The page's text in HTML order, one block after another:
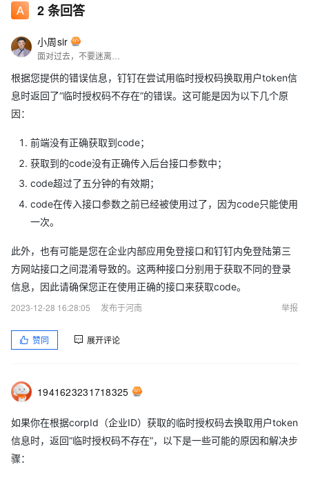
2条回答
小周sir
根据您提供的错误信息，钉钉在尝试用临时授权码换取用户token信
息时返回了“临时授权码不存在”的错误。这可能是因为以下几个原
因：
前端没有正确获取到code；
获取到的code没有正确传入后台接口参数中；
code超过了五分钟的有效期；
code在传入接口参数之前已经被使用过了，因为code只能使用
一次。
此外，也有可能是您在企业内部应用免登接口和钉钉内免登陆第三
方网站接口之间混淆导致的。这两种接口分别用于获取不同的登录
信息，因此请确保您正在使用正确的接口来获取code。
2023-12-28 16:28:05
发布于河南 举报
赞同 展开评论
1941623231718325
如果你在根据corpId（企业ID）获取的临时授权码去换取用户token
信息时，返回“临时授权码不存在”，以下是一些可能的原因和解决步
骤：